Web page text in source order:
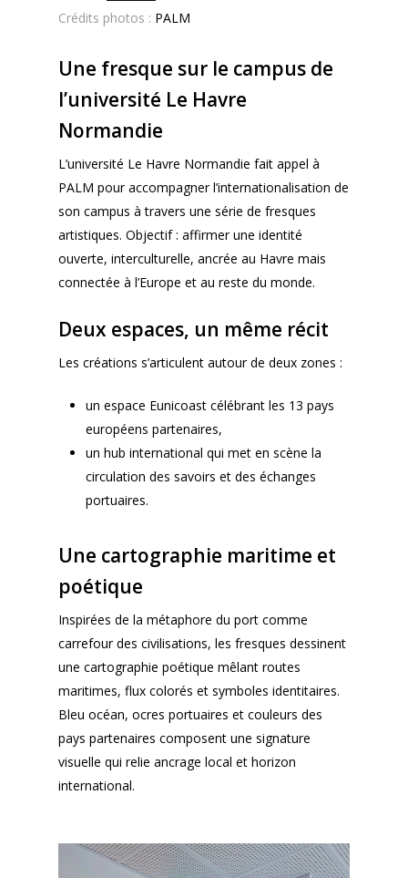
Crédits photos : PALM
Une fresque sur le campus de
l’université Le Havre
Normandie
L’université Le Havre Normandie fait appel à
PALM pour accompagner l’internationalisation de
son campus à travers une série de fresques
artistiques. Objectif : affirmer une identité
ouverte, interculturelle, ancrée au Havre mais
connectée à l’Europe et au reste du monde.
Deux espaces, un même récit
Les créations s’articulent autour de deux zones :
un espace Eunicoast célébrant les 13 pays
européens partenaires,
un hub international qui met en scène la
circulation des savoirs et des échanges
portuaires.
Une cartographie maritime et
poétique
Inspirées de la métaphore du port comme
carrefour des civilisations, les fresques dessinent
une cartographie poétique mêlant routes
maritimes, flux colorés et symboles identitaires.
Bleu océan, ocres portuaires et couleurs des
pays partenaires composent une signature
visuelle qui relie ancrage local et horizon
international.